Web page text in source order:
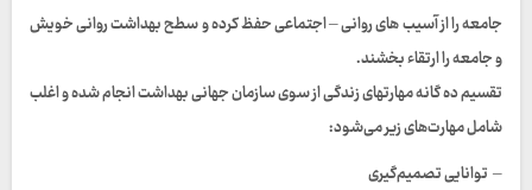
جامعه را از آسيب های روانی – اجتماعی حفظ کرده و سطح بهداشت روانی خویش
و جامعه را ارتقاء بخشند.
تقسیم ده‌ گانه مهارتهای زندگی از سوی سازمان جهانی بهداشت انجام شده و اغلب
شامل مهارت‌های زیر می‌شود:
– توانایی تصمیم‌گیری